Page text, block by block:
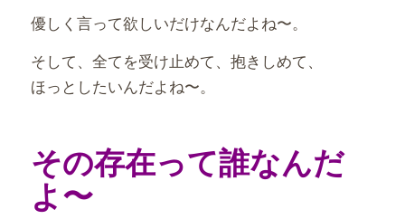
優しく言って欲しいだけなんだよね〜。
そして、全てを受け止めて、抱きしめて、
ほっとしたいんだよね〜。
その存在って誰なんだ
よ〜